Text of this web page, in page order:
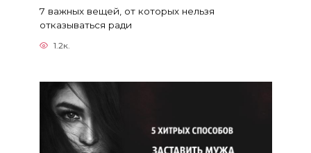
7 важных вещей, от которых нельзя
отказываться ради
1.2к.